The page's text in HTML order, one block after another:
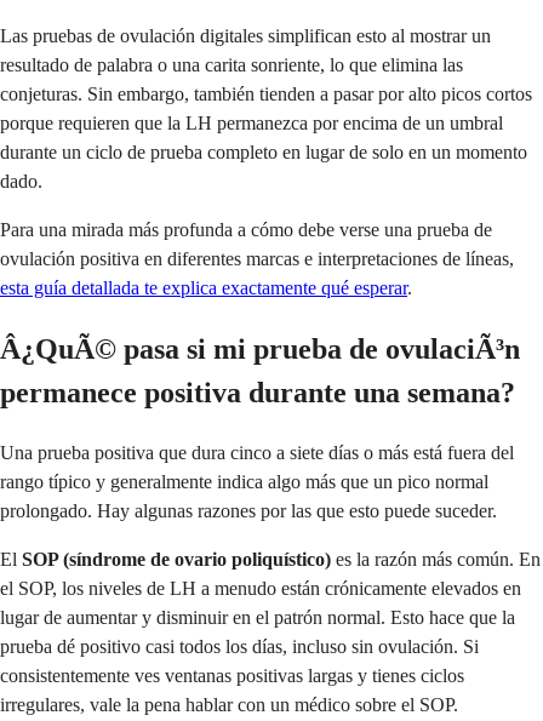
Las pruebas de ovulación digitales simplifican esto al mostrar un
resultado de palabra o una carita sonriente, lo que elimina las
conjeturas. Sin embargo, también tienden a pasar por alto picos cortos
porque requieren que la LH permanezca por encima de un umbral
durante un ciclo de prueba completo en lugar de solo en un momento
dado.
Para una mirada más profunda a cómo debe verse una prueba de
ovulación positiva en diferentes marcas e interpretaciones de líneas,
esta guía detallada te explica exactamente qué esperar.
Â¿QuÃ© pasa si mi prueba de ovulaciÃ³n
permanece positiva durante una semana?
Una prueba positiva que dura cinco a siete días o más está fuera del
rango típico y generalmente indica algo más que un pico normal
prolongado. Hay algunas razones por las que esto puede suceder.
El SOP (síndrome de ovario poliquístico) es la razón más común. En
el SOP, los niveles de LH a menudo están crónicamente elevados en
lugar de aumentar y disminuir en el patrón normal. Esto hace que la
prueba dé positivo casi todos los días, incluso sin ovulación. Si
consistentemente ves ventanas positivas largas y tienes ciclos
irregulares, vale la pena hablar con un médico sobre el SOP.